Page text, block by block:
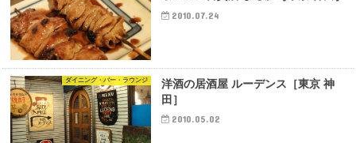
2010.07.24
ダイニング・バー・ラウンジ
洋酒の居酒屋 ルーデンス［東京 神
田］
2010.05.02